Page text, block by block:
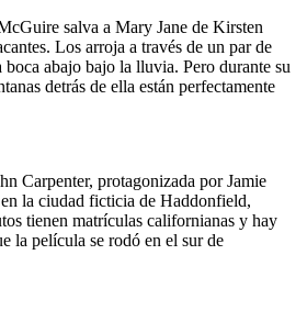
salva a Mary Jane de Kirsten
Los arroja a través de un par de
boca abajo bajo la lluvia. Pero durante su
detrás de ella están perfectamente
Carpenter, protagonizada por Jamie
la ciudad ficticia de Haddonfield,
tienen matrículas californianas y hay
la película se rodó en el sur de